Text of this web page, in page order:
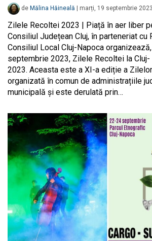
de Mălina Hăineală marți, 19 septembrie 2023
Zilele Recoltei 2023 | Piață în aer liber
Consiliul Județean Cluj, în parteneriat cu
Consiliul Local Cluj-Napoca
septembrie 2023, Zilele Recoltei la Cluj-
2023. Aceasta este a XI-a ediție a
organizată în comun de administrațiile
municipală și este derulată prin…